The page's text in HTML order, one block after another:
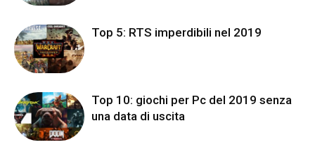
Top 5: RTS imperdibili nel 2019
Top 10: giochi per Pc del 2019 senza
una data di uscita